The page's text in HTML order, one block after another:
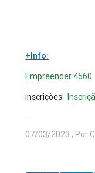
+Info:
Empreender 4560
inscrições:
07/03/2023 , Por